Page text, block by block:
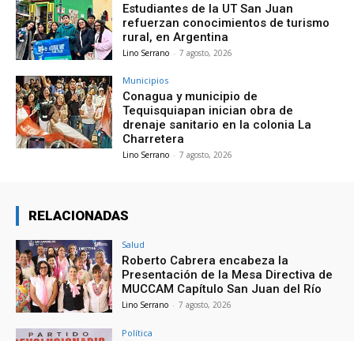
Estudiantes de la UT San Juan
refuerzan conocimientos de turismo
rural, en Argentina
Lino Serrano - 7 agosto, 2026
Municipios
Conagua y municipio de
Tequisquiapan inician obra de
drenaje sanitario en la colonia La
Charretera
Lino Serrano - 7 agosto, 2026
RELACIONADAS
Salud
Roberto Cabrera encabeza la
Presentación de la Mesa Directiva de
MUCCAM Capítulo San Juan del Río
Lino Serrano - 7 agosto, 2026
Política